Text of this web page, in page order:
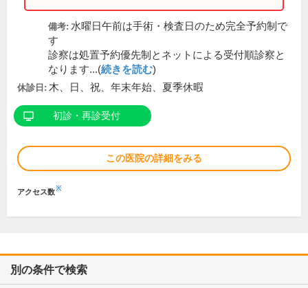
備考: 水曜日午前は手術・検査日のため完全予約制で
す
診察は処置予約優先制とネットによる受付順診察と
なります...(続きを読む)
休診日: 木、日、祝、年末年始、夏季休暇
初診・再診受付
この医院の詳細をみる
アクセス数※
別の条件で検索